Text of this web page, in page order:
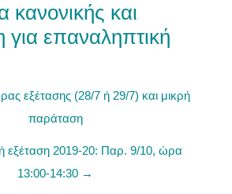
κανονικής και
επαναληπτική
εξέτασης (28/7 ή 29/7) και μικρή
παράταση
εξέταση 2019-20: Παρ. 9/10, ώρα
13:00-14:30 →